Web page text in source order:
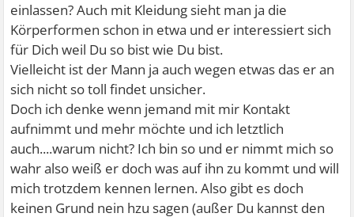
einlassen? Auch mit Kleidung sieht man ja die
Körperformen schon in etwa und er interessiert sich
für Dich weil Du so bist wie Du bist.
Vielleicht ist der Mann ja auch wegen etwas das er an
sich nicht so toll findet unsicher.
Doch ich denke wenn jemand mit mir Kontakt
aufnimmt und mehr möchte und ich letztlich
auch....warum nicht? Ich bin so und er nimmt mich so
wahr also weiß er doch was auf ihn zu kommt und will
mich trotzdem kennen lernen. Also gibt es doch
keinen Grund nein hzu sagen (außer Du kannst den